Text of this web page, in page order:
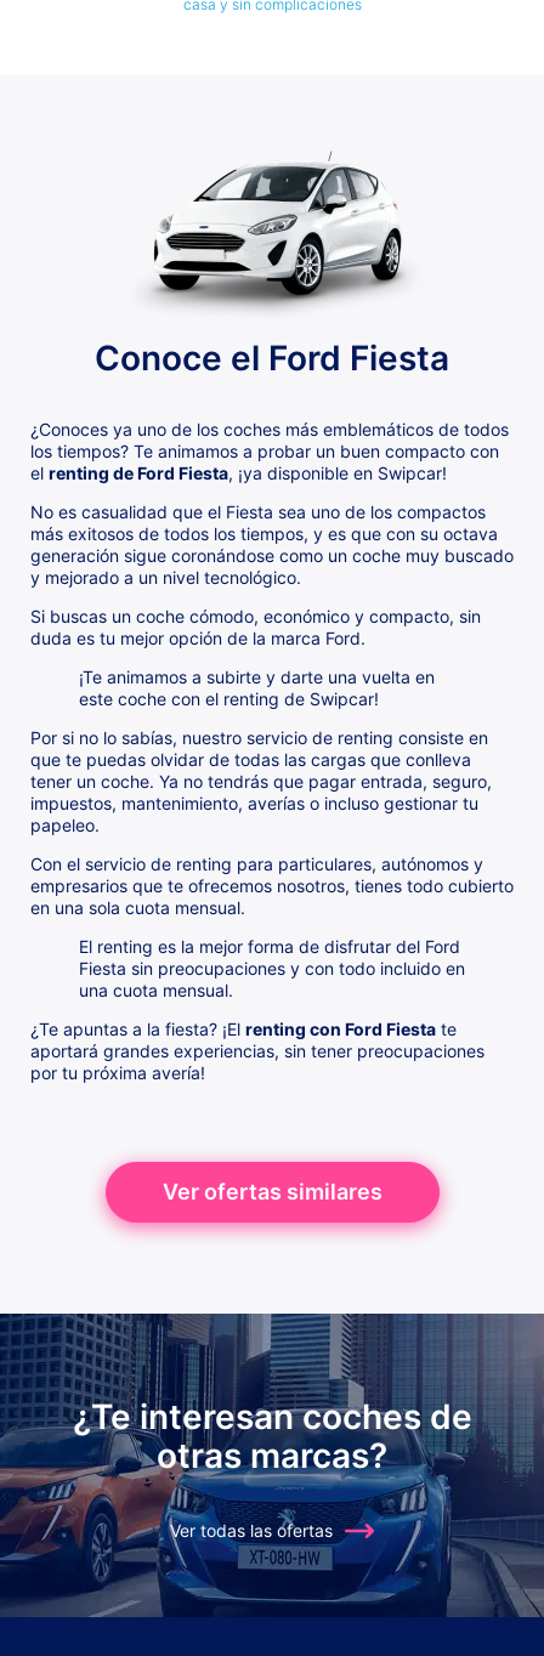
casa y sin complicaciones
Conoce el Ford Fiesta
¿Conoces ya uno de los coches más emblemáticos de todos
los tiempos? Te animamos a probar un buen compacto con
el renting de Ford Fiesta, ¡ya disponible en Swipcar!
No es casualidad que el Fiesta sea uno de los compactos
más exitosos de todos los tiempos, y es que con su octava
generación sigue coronándose como un coche muy buscado
y mejorado a un nivel tecnológico.
Si buscas un coche cómodo, económico y compacto, sin
duda es tu mejor opción de la marca Ford.
¡Te animamos a subirte y darte una vuelta en
este coche con el renting de Swipcar!
Por si no lo sabías, nuestro servicio de renting consiste en
que te puedas olvidar de todas las cargas que conlleva
tener un coche. Ya no tendrás que pagar entrada, seguro,
impuestos, mantenimiento, averías o incluso gestionar tu
papeleo.
Con el servicio de renting para particulares, autónomos y
empresarios que te ofrecemos nosotros, tienes todo cubierto
en una sola cuota mensual.
El renting es la mejor forma de disfrutar del Ford
Fiesta sin preocupaciones y con todo incluido en
una cuota mensual.
¿Te apuntas a la fiesta? ¡El renting con Ford Fiesta te
aportará grandes experiencias, sin tener preocupaciones
por tu próxima avería!
Ver ofertas similares
¿Te interesan coches de
otras marcas?
Ver todas las ofertas